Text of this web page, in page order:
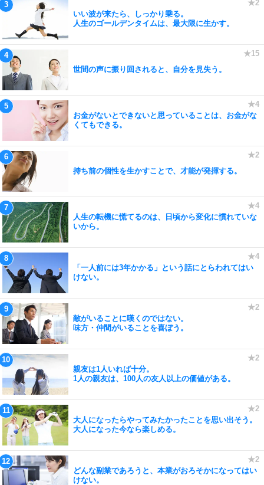
いい波が来たら、しっかり乗る。
人生のゴールデンタイムは、最大限に生かす。
世間の声に振り回されると、自分を見失う。
お金がないとできないと思っていることは、お金がな
くてもできる。
持ち前の個性を生かすことで、才能が発揮する。
人生の転機に慌てるのは、日頃から変化に慣れていな
いから。
「一人前には3年かかる」という話にとらわれてはい
けない。
敵がいることに嘆くのではない。
味方・仲間がいることを喜ぼう。
親友は1人いれば十分。
1人の親友は、100人の友人以上の価値がある。
大人になったらやってみたかったことを思い出そう。
大人になった今なら楽しめる。
どんな副業であろうと、本業がおろそかになってはい
けない。